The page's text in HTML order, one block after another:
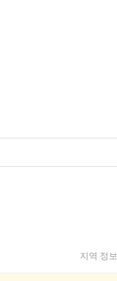
지역 정보